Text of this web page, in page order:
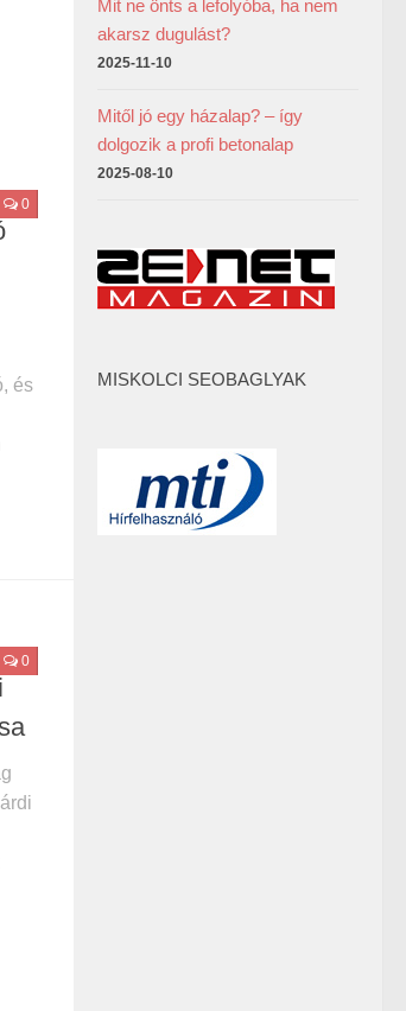
0
és
0
Mit ne önts a lefolyóba, ha nem
akarsz dugulást?
2025-11-10
Mitől jó egy házalap? – így
dolgozik a profi betonalap
2025-08-10
MISKOLCI SEOBAGLYAK